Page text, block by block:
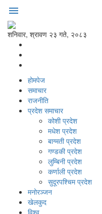
menu
शनिवार, श्रावण २३ गते, २०८३
होमपेज
समाचार
राजनीति
प्रदेश समाचार
कोशी प्रदेश
मधेश प्रदेश
बाग्मती प्रदेश
गण्डकी प्रदेश
लुम्बिनी प्रदेश
कर्णाली प्रदेश
सुदूरपश्‍चिम प्रदेश
मनोरञ्‍जन
खेलकुद